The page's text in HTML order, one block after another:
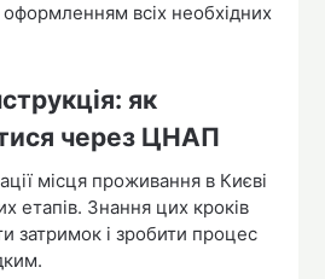
всіх необхідних
як
через ЦНАП
місця проживання в Києві
етапів. Знання цих кроків
затримок і зробити процес